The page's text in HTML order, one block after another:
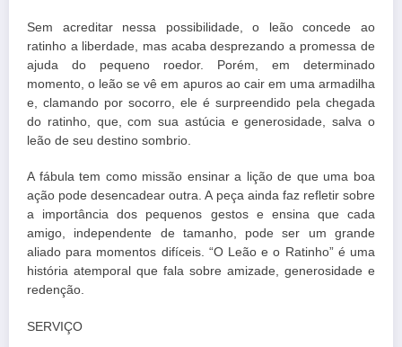
Sem acreditar nessa possibilidade, o leão concede ao
ratinho a liberdade, mas acaba desprezando a promessa de
ajuda do pequeno roedor. Porém, em determinado
momento, o leão se vê em apuros ao cair em uma armadilha
e, clamando por socorro, ele é surpreendido pela chegada
do ratinho, que, com sua astúcia e generosidade, salva o
leão de seu destino sombrio.
A fábula tem como missão ensinar a lição de que uma boa
ação pode desencadear outra. A peça ainda faz refletir sobre
a importância dos pequenos gestos e ensina que cada
amigo, independente de tamanho, pode ser um grande
aliado para momentos difíceis. “O Leão e o Ratinho” é uma
história atemporal que fala sobre amizade, generosidade e
redenção.
SERVIÇO